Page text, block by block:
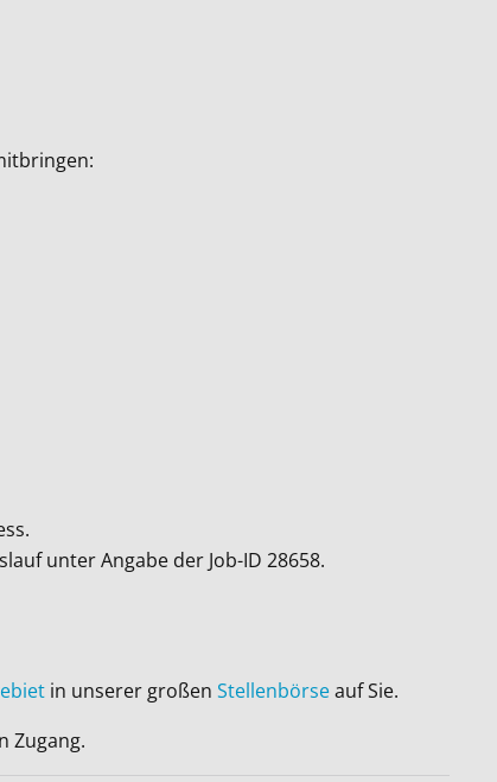
unter Angabe der Job-ID 28658.
in unserer großen Stellenbörseauf Sie.
Zugang.